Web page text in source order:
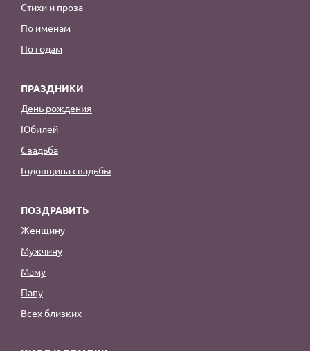
Стихи и проза
По именам
По годам
ПРАЗДНИКИ
День рождения
Юбилей
Свадьба
Годовщина свадьбы
ПОЗДРАВИТЬ
Женщину
Мужчину
Маму
Папу
Всех близких